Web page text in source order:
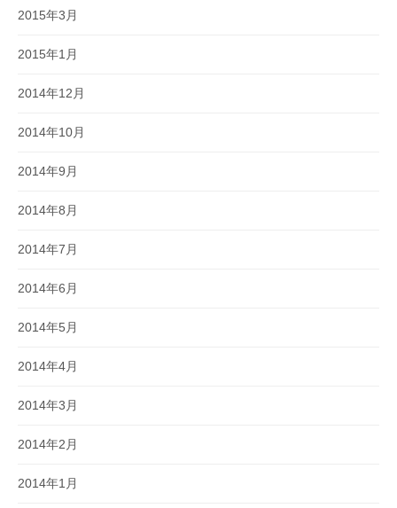
2015年3月
2015年1月
2014年12月
2014年10月
2014年9月
2014年8月
2014年7月
2014年6月
2014年5月
2014年4月
2014年3月
2014年2月
2014年1月